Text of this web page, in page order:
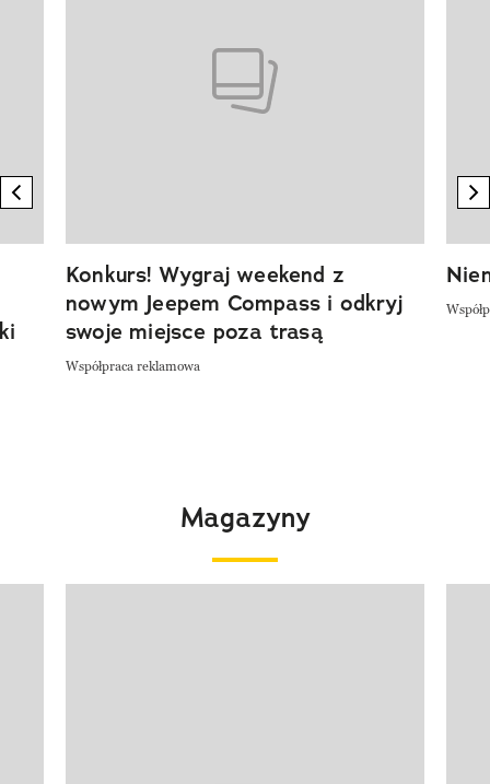
previous element
Konkurs! Wygraj weekend z
nowym Jeepem Compass i odkryj
swoje miejsce poza trasą
Współpraca reklamowa
Magazyny